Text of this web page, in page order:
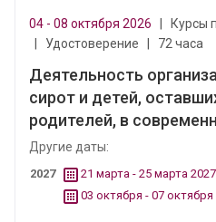
04 - 08 октября 2026
Курсы
Удостоверение 72 часа
Деятельность
сирот и детей,
родителей, в
Другие даты:
2027
21 марта - 25 марта 2027
03 октября - 07 октября